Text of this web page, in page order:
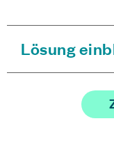
Lösung